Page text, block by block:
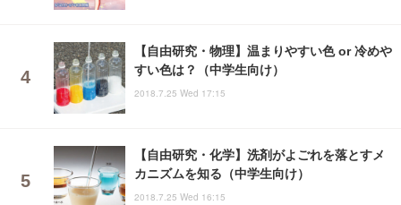
【自由研究・物理】温まりやすい色 or 冷めや
すい色は？（中学生向け）
2018.7.25 Wed 17:15
【自由研究・化学】洗剤がよごれを落とすメ
カニズムを知る（中学生向け）
2018.7.25 Wed 16:15